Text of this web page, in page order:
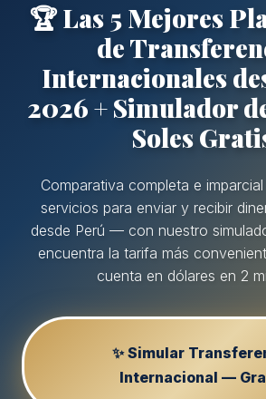
🏆 Las 5 Mejores
de
Internacionales
2026 + Simulador
Soles
Comparativa completa e
servicios para enviar y recibir
desde Perú — con nuestro
encuentra la tarifa más
cuenta en dólares en 2
✨ Simular
Internacional —